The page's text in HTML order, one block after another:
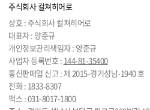
주식회사 컬쳐히어로
상호 : 주식회사 컬쳐히어로
대표자 : 양준규
개인정보관리책임자 : 양준규
사업자 등록번호 : 144-81-35400
통신판매업 신고 : 제 2015-경기성남-1940 호
전화 : 1833-8307
팩스 : 031-8017-1800